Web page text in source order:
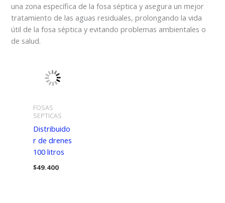
una zona específica de la fosa séptica y asegura un mejor
tratamiento de las aguas residuales, prolongando la vida
útil de la fosa séptica y evitando problemas ambientales o
de salud.
FOSAS
SEPTICAS
Distribuido
r de drenes
100 litros
$49.400